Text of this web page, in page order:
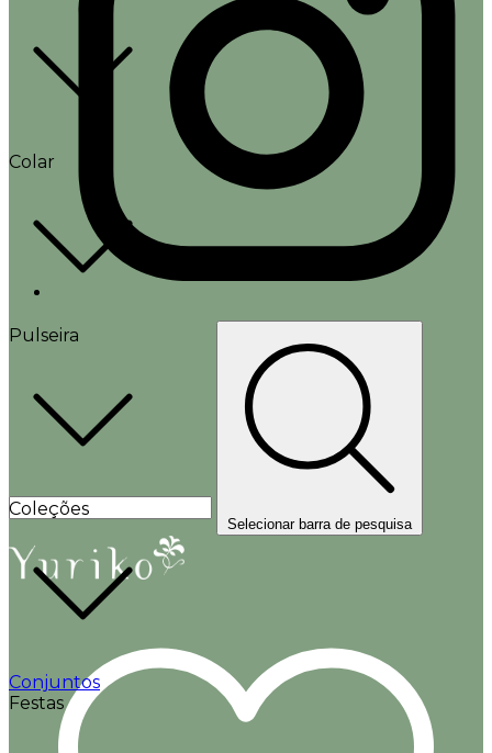
Colar
Pulseira
Coleções
Conjuntos
Festas
Selecionar barra de pesquisa